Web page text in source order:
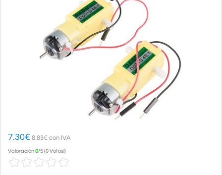
7.30€ 8.83€ con IVA
Valoración0/5(0 Votos!)